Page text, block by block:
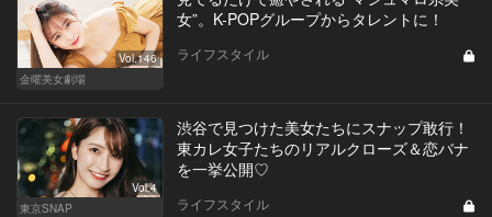
Vol.146
金曜美女劇場
女”。K-POPグループからタレントに！
ライフスタイル
Vol.4
東京SNAP
渋谷で見つけた美女たちにスナップ敢行！
東カレ女子たちのリアルクローズ＆恋バナ
を一挙公開♡
ライフスタイル